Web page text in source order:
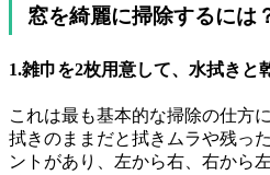
窓を綺麗に掃除するには
1.雑巾を2枚用意して、水拭きと
これは最も基本的な掃除の仕方
拭きのままだと拭きムラや残っ
ントがあり、左から右、右から